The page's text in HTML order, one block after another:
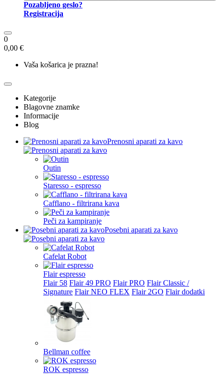
Pozabljeno geslo?
Registracija
0
0,00 €
Vaša košarica je prazna!
Kategorije
Blagovne znamke
Informacije
Blog
Prenosni aparati za kavo
Outin
Staresso - espresso
Cafflano - filtrirana kava
Peči za kampiranje
Posebni aparati za kavo
Cafelat Robot
Flair espresso
Flair 58 Flair 49 PRO Flair PRO Flair Classic /
Signature Flair NEO FLEX Flair 2GO Flair dodatki
Bellman coffee
ROK espresso